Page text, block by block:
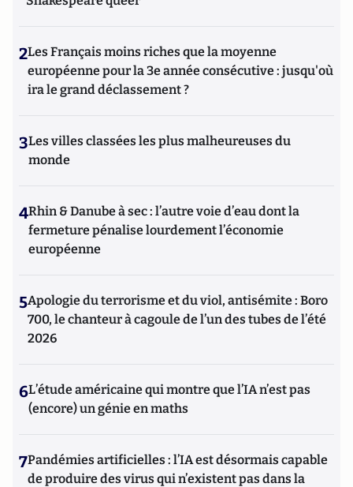
2Les Français moins riches que la moyenne
européenne pour la 3e année consécutive : jusqu'où
ira le grand déclassement ?
3Les villes classées les plus malheureuses du
monde
4Rhin & Danube à sec : l’autre voie d’eau dont la
fermeture pénalise lourdement l’économie
européenne
5Apologie du terrorisme et du viol, antisémite : Boro
700, le chanteur à cagoule de l’un des tubes de l’été
2026
6L’étude américaine qui montre que l’IA n’est pas
(encore) un génie en maths
7Pandémies artificielles : l’IA est désormais capable
de produire des virus qui n’existent pas dans la